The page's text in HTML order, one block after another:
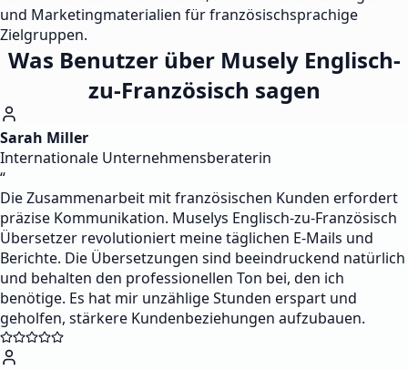
und Marketingmaterialien für französischsprachige
Zielgruppen.
Was Benutzer über Musely Englisch-
zu-Französisch sagen
Sarah Miller
Internationale Unternehmensberaterin
“
Die Zusammenarbeit mit französischen Kunden erfordert
präzise Kommunikation. Muselys Englisch-zu-Französisch
Übersetzer revolutioniert meine täglichen E-Mails und
Berichte. Die Übersetzungen sind beeindruckend natürlich
und behalten den professionellen Ton bei, den ich
benötige. Es hat mir unzählige Stunden erspart und
geholfen, stärkere Kundenbeziehungen aufzubauen.